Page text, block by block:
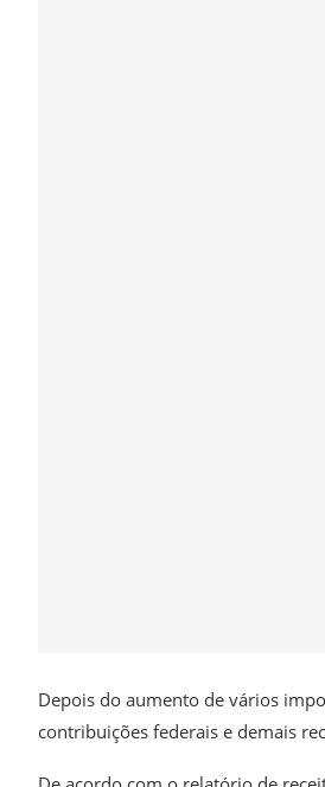
Depois do aumento de vários
contribuições federais e demais